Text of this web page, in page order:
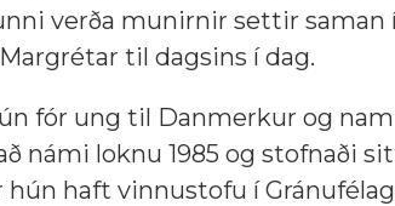
verða munirnir settir
til dagsins í dag.
fór ung til Danmerkur og
námi loknu 1985 og stofnaði
haft vinnustofu í